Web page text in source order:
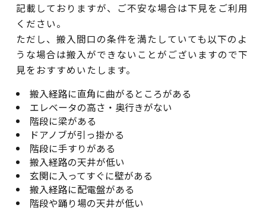
記載しておりますが、ご不安な場合は下見をご利用
ください。
ただし、搬入間口の条件を満たしていても以下のよ
うな場合は搬入ができないことがございますので下
見をおすすめいたします。
搬入経路に直角に曲がるところがある
エレベータの高さ・奥行きがない
階段に梁がある
ドアノブが引っ掛かる
階段に手すりがある
搬入経路の天井が低い
玄関に入ってすぐに壁がある
搬入経路に配電盤がある
階段や踊り場の天井が低い